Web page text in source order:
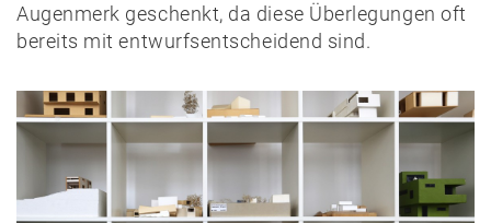
Augenmerk geschenkt, da diese Überlegungen oft
bereits mit entwurfsentscheidend sind.